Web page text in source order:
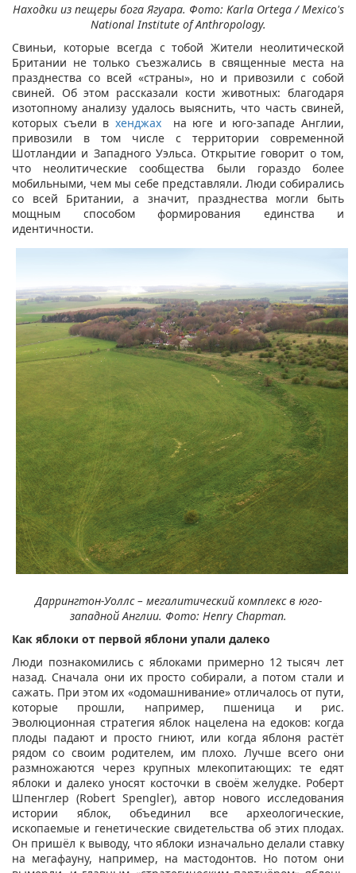
Находки из пещеры бога Ягуара. Фото: Karla Ortega / Mexico's
National Institute of Anthropology.
Свиньи, которые всегда с тобой Жители неолитической
Британии не только съезжались в священные места на
празднества со всей «страны», но и привозили с собой
свиней. Об этом рассказали кости животных: благодаря
изотопному анализу удалось выяснить, что часть свиней,
которых съели в хенджахна юге и юго-западе Англии,
привозили в том числе с территории современной
Шотландии и Западного Уэльса. Открытие говорит о том,
что неолитические сообщества были гораздо более
мобильными, чем мы себе представляли. Люди собирались
со всей Британии, а значит, празднества могли быть
мощным способом формирования единства и
идентичности.
Даррингтон-Уоллс – мегалитический комплекс в юго-
западной Англии. Фото: Henry Chapman.
Как яблоки от первой яблони упали далеко
Люди познакомились с яблоками примерно 12 тысяч лет
назад. Сначала они их просто собирали, а потом стали и
сажать. При этом их «одомашнивание» отличалось от пути,
которые прошли, например, пшеница и рис.
Эволюционная стратегия яблок нацелена на едоков: когда
плоды падают и просто гниют, или когда яблоня растёт
рядом со своим родителем, им плохо. Лучше всего они
размножаются через крупных млекопитающих: те едят
яблоки и далеко уносят косточки в своём желудке. Роберт
Шпенглер (Robert Spengler), автор нового исследования
истории яблок, объединил все археологические,
ископаемые и генетические свидетельства об этих плодах.
Он пришёл к выводу, что яблоки изначально делали ставку
на мегафауну, например, на мастодонтов. Но потом они